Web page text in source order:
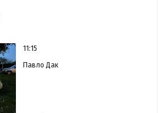
11:15
Павло Дак